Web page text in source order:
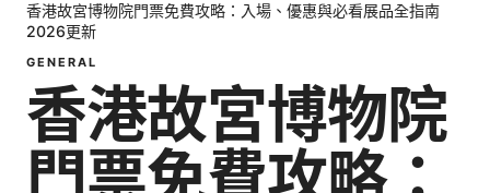
香港故宮博物院門票免費攻略：入場、優惠與必看展品全指南
2026更新
GENERAL
香港故宮博物院
門票免費攻略：